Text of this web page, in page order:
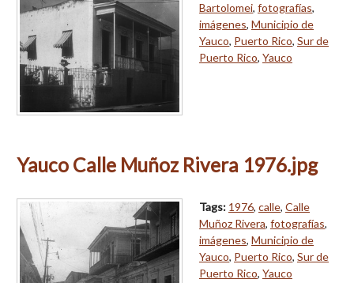
Bartolomei, fotografías,
imágenes, Municipio de
Yauco, Puerto Rico, Sur de
Puerto Rico, Yauco
Yauco Calle Muñoz Rivera 1976.jpg
Tags: 1976, calle, Calle
Muñoz Rivera, fotografías,
imágenes, Municipio de
Yauco, Puerto Rico, Sur de
Puerto Rico, Yauco